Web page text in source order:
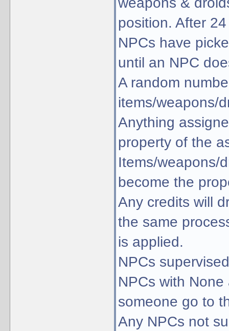
position. After
NPCs have
until an NPC
A random
items/weapons/
Anything
property of the
Items/weapons/
become the
Any credits will
the same
is applied.
NPCs
NPCs with
someone go to
Any NPCs not